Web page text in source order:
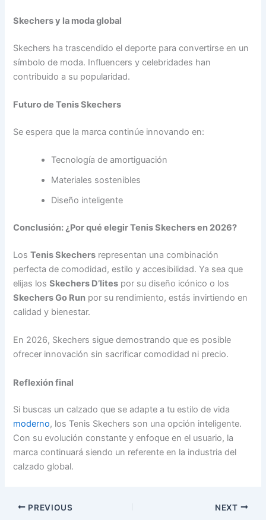
Skechers y la moda global
Skechers ha trascendido el deporte para convertirse en un
símbolo de moda. Influencers y celebridades han
contribuido a su popularidad.
Futuro de Tenis Skechers
Se espera que la marca continúe innovando en:
Tecnología de amortiguación
Materiales sostenibles
Diseño inteligente
Conclusión: ¿Por qué elegir Tenis Skechers en 2026?
LosTenis Skechers representan una combinación
perfecta de comodidad, estilo y accesibilidad. Ya sea que
elijas losSkechers D’lites por su diseño icónico o los
Skechers Go Run por su rendimiento, estás invirtiendo en
calidad y bienestar.
En 2026, Skechers sigue demostrando que es posible
ofrecer innovación sin sacrificar comodidad ni precio.
Reflexión final
Si buscas un calzado que se adapte a tu estilo de vida
moderno, los Tenis Skechers son una opción inteligente.
Con su evolución constante y enfoque en el usuario, la
marca continuará siendo un referente en la industria del
calzado global.
PREVIOUS NEXT